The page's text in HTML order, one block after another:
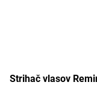
Strihač vlasov